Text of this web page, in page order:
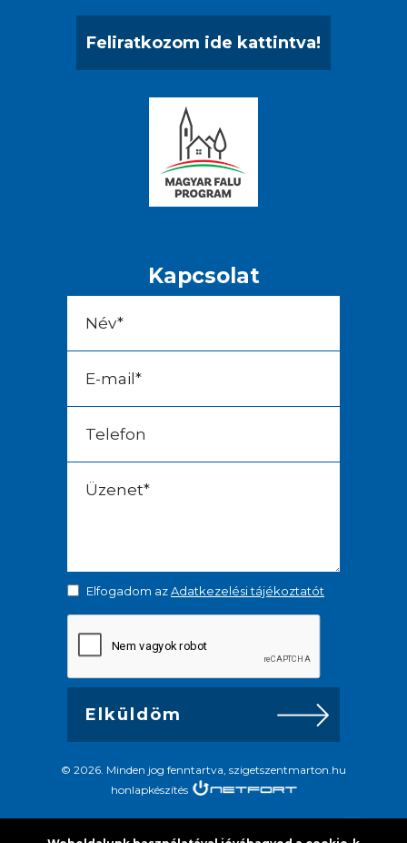
Feliratkozom ide kattintva!
Kapcsolat
Elfogadom azAdatkezelési tájékoztatót
© 2026. Minden jog fenntartva, szigetszentmarton.hu
honlapkészítés